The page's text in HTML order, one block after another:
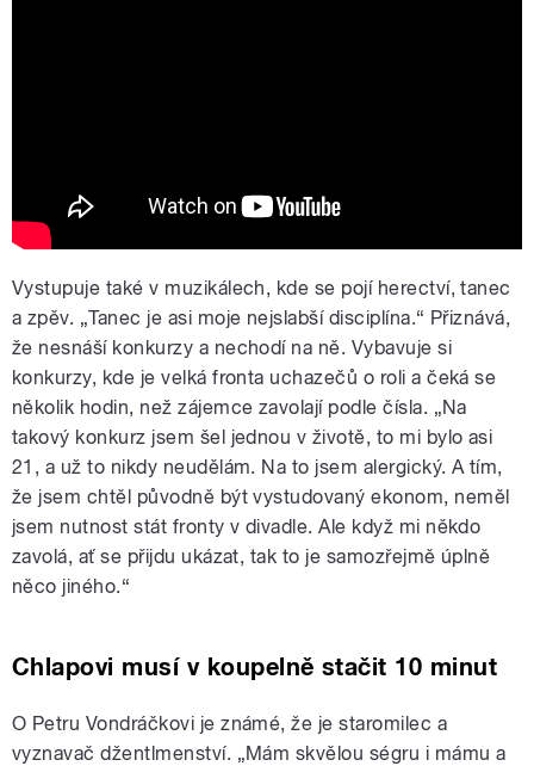
Vystupuje také v muzikálech, kde se pojí herectví, tanec
a zpěv. „Tanec je asi moje nejslabší disciplína.“ Přiznává,
že nesnáší konkurzy a nechodí na ně. Vybavuje si
konkurzy, kde je velká fronta uchazečů o roli a čeká se
několik hodin, než zájemce zavolají podle čísla. „Na
takový konkurz jsem šel jednou v životě, to mi bylo asi
21, a už to nikdy neudělám. Na to jsem alergický. A tím,
že jsem chtěl původně být vystudovaný ekonom, neměl
jsem nutnost stát fronty v divadle. Ale když mi někdo
zavolá, ať se přijdu ukázat, tak to je samozřejmě úplně
něco jiného.“
Chlapovi musí v koupelně stačit 10 minut
O Petru Vondráčkovi je známé, že je staromilec a
vyznavač džentlmenství. „Mám skvělou ségru i mámu a